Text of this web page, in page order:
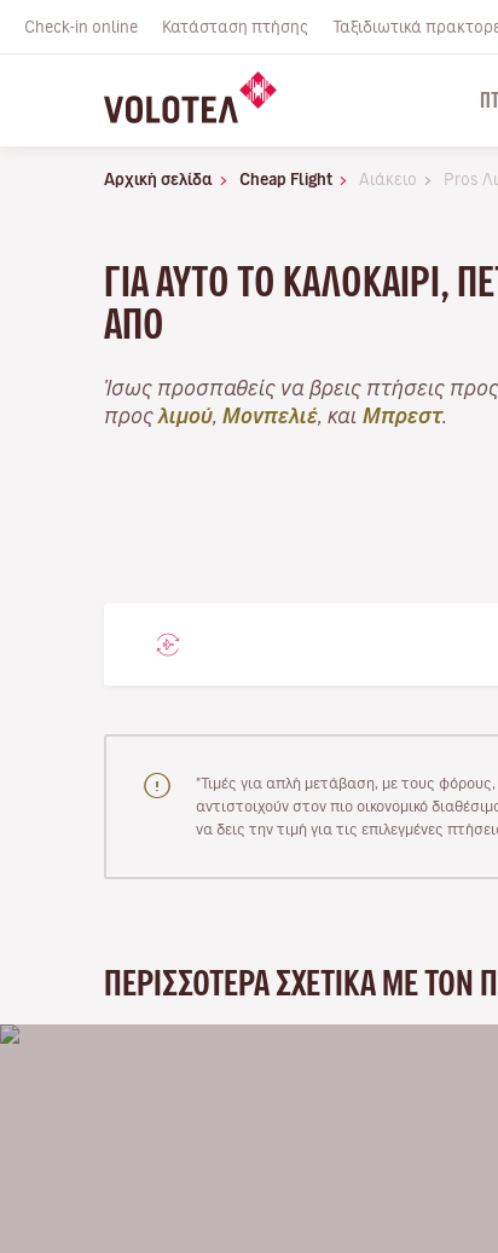
Check-in online Κατάσταση πτήσης Ταξιδιωτικά
Αρχική σελίδα Cheap Flight Αιάκειο Pros
ΓΙΑ ΑΥΤΌ ΤΟ ΚΑΛΟΚΑΊΡΙ,
ΑΠΌ
Ίσως προσπαθείς να βρεις πτήσεις προς
προς λιμού Μονπελιέ , και Μπρεστ.
"Τιμές για απλή μετάβαση, με τους φόρους,
αντιστοιχούν στον πιο οικονομικό
να δεις την τιμή για τις επιλεγμένες
ΠΕΡΙΣΣΌΤΕΡΑ ΣΧΕΤΙΚΆ ΜΕ ΤΟΝ